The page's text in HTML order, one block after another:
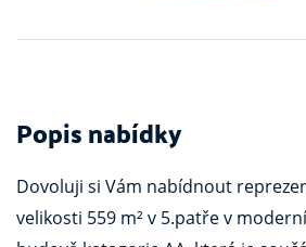
Popis nabídky
Dovoluji si Vám nabídnout
velikosti 559 m² v 5.patře v